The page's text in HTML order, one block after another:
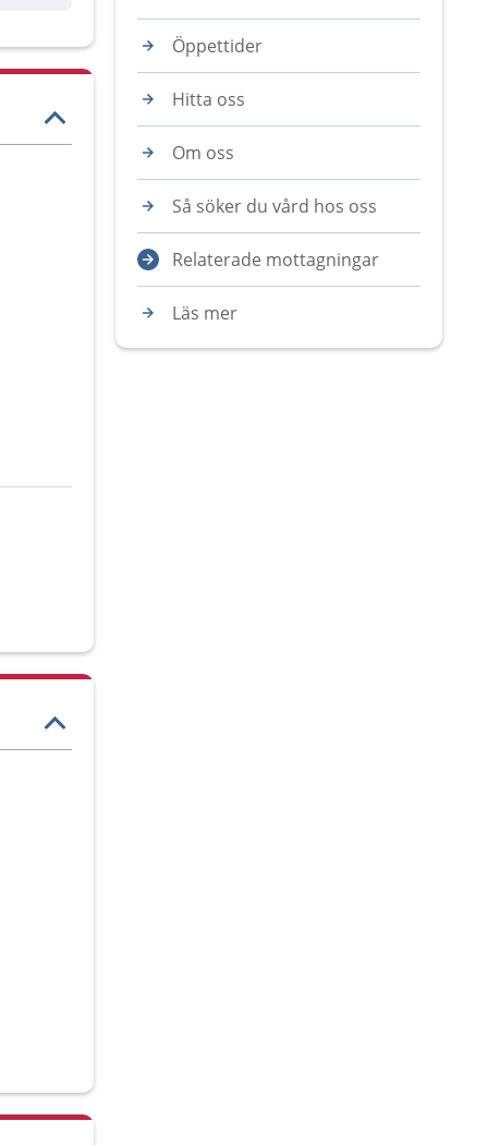
Öppettider
Hitta oss
Om oss
Så söker du vård hos oss
Relaterade mottagningar
Läs mer